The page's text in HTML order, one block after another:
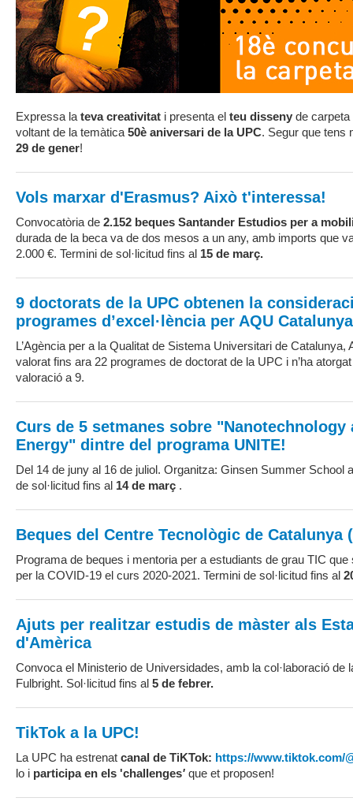
Expressa la teva creativitat i presenta el teu disseny de
voltant de la temàtica 50è aniversari de la UPC. Segur que tens
29 de gener!
Vols marxar d'Erasmus? Això t'interessa!
Convocatòria de 2.152 beques Santander Estudios per a
durada de la beca va de dos mesos a un any, amb imports que
2.000 €. Termini de sol·licitud fins al 15 de març.
9 doctorats de la UPC obtenen la
programes d’excel·lència per AQU Catalunya
L’Agència per a la Qualitat de Sistema Universitari de Catalunya,
valorat fins ara 22 programes de doctorat de la UPC i n’ha
valoració a 9.
Curs de 5 setmanes sobre "Nanotechnology
Energy" dintre del programa UNITE!
Del 14 de juny al 16 de juliol. Organitza: Ginsen Summer School
de sol·licitud fins al 14 de març .
Beques del Centre Tecnològic de Catalunya
Programa de beques i mentoria per a estudiants de grau TIC
per la COVID-19 el curs 2020-2021. Termini de sol·licitud fins al
Ajuts per realitzar estudis de màster als
d'Amèrica
Convoca el Ministerio de Universidades, amb la col·laboració de
Fulbright. Sol·licitud fins al 5 de febrer.
TikTok a la UPC!
La UPC ha estrenat canal de TiKTok: https://www.tiktok.com/
lo i participa en els 'challenges' que et proposen!